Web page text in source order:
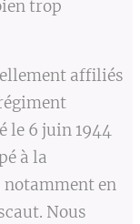
trop
affiliés
le 6 juin 1944
à la
en
Nous